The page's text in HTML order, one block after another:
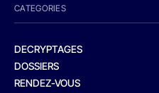
CATEGORIES
DECRYPTAGES
DOSSIERS
RENDEZ-VOUS